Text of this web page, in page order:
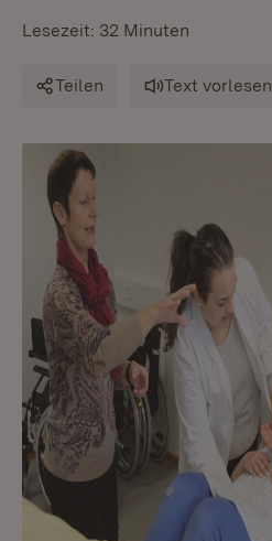
Lesezeit: 32 Minuten
Teilen Text vorlesen